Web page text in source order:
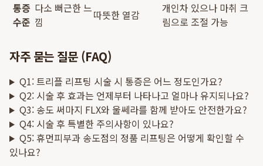
통증
수준
다소 뻐근한 느
낌
따뜻한 열감
개인차 있으나 마취 크
림으로 조절 가능
자주 묻는 질문 (FAQ)
Q1: 트리플 리프팅 시술 시 통증은 어느 정도인가요?
Q2: 시술 후 효과는 언제부터 나타나고 얼마나 유지되나요?
Q3: 송도 써마지 FLX와 울쎄라를 함께 받아도 안전한가요?
Q4: 시술 후 특별한 주의사항이 있나요?
Q5: 휴먼피부과 송도점의 정품 리프팅은 어떻게 확인할 수
있나요?